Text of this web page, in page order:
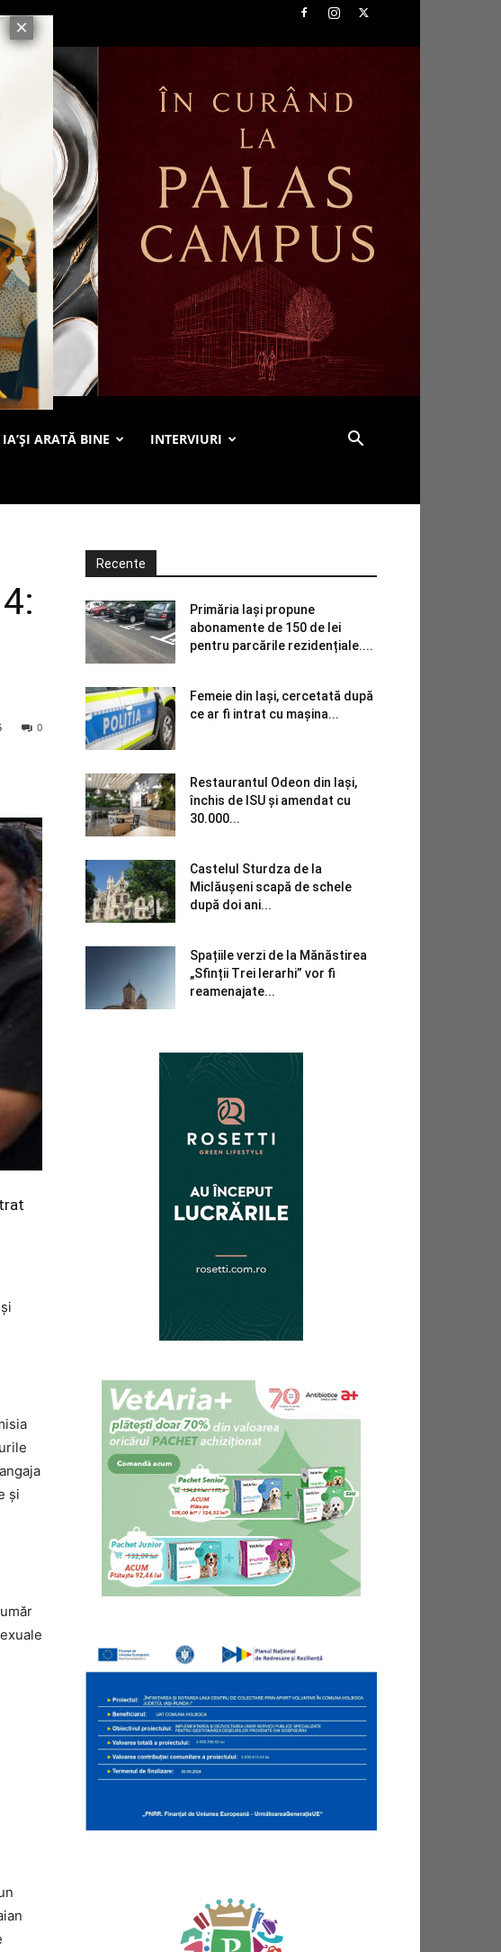
IA’ȘI ARATĂ BINE INTERVIURI
0
şi
Recente
Primăria Iași propune
abonamente de 150 de lei
pentru parcările rezidențiale....
Femeie din Iași, cercetată după
ce ar fi intrat cu mașina...
Restaurantul Odeon din Iași,
închis de ISU și amendat cu
30.000...
Castelul Sturdza de la
Miclăușeni scapă de schele
după doi ani...
Spațiile verzi de la Mănăstirea
„Sfinții Trei Ierarhi” vor fi
reamenajate...